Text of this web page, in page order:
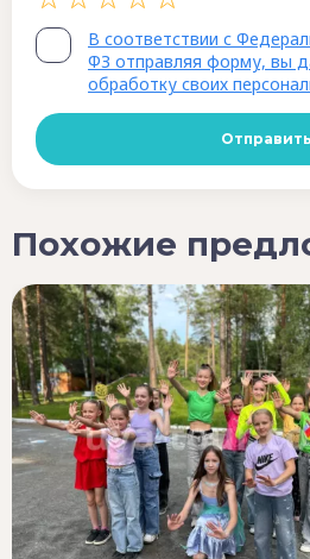
В соответствии с
ФЗ отправляя форму, вы
обработку своих
Похожие